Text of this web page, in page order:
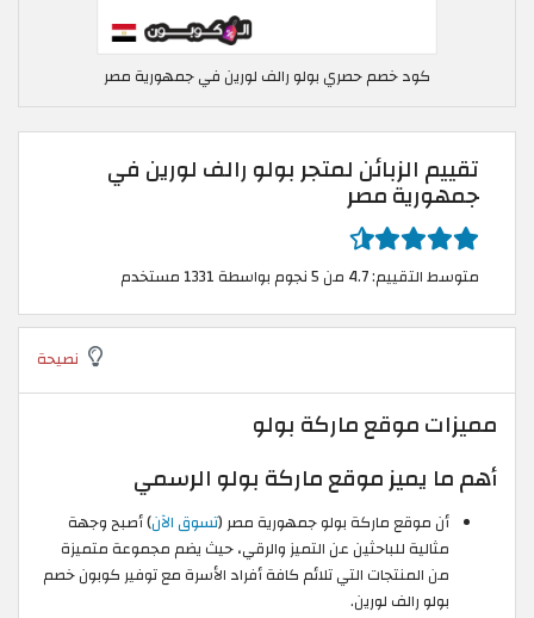
كود خصم حصري بولو رالف لورين في جمهورية مصر
تقييم الزبائن لمتجر بولو رالف لورين في
جمهورية مصر
متوسط التقييم: 4.7 من 5 نجوم بواسطة 1331 مستخدم
نصيحة
مميزات موقع ماركة بولو
أهم ما يميز موقع ماركة بولو الرسمي
أن موقع ماركة بولو جمهورية مصر (تسوق الآن) أصبح وجهة
مثالية للباحثين عن التميز والرقي، حيث يضم مجموعة متميزة
من المنتجات التي تلائم كافة أفراد الأسرة مع توفير كوبون خصم
بولو رالف لورين.